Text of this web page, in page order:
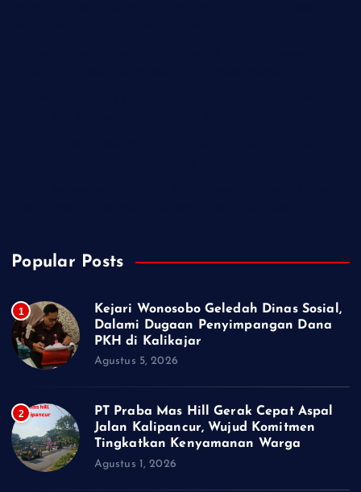
Popular Posts
1
Kejari Wonosobo Geledah Dinas Sosial,
Dalami Dugaan Penyimpangan Dana
PKH di Kalikajar
Agustus 5, 2026
2
PT Praba Mas Hill Gerak Cepat Aspal
Jalan Kalipancur, Wujud Komitmen
Tingkatkan Kenyamanan Warga
Agustus 1, 2026